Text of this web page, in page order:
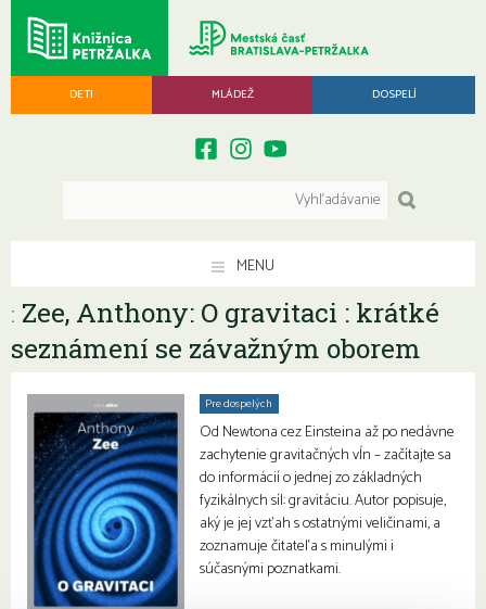
DETI MLÁDEŽ DOSPELÍ
MENU
: Zee, Anthony: O gravitaci : krátké
seznámení se závažným oborem
Pre dospelých
Od Newtona cez Einsteina až po nedávne
zachytenie gravitačných vĺn – začítajte sa
do informácií o jednej zo základných
fyzikálnych síl: gravitáciu. Autor popisuje,
aký je jej vzťah s ostatnými veličinami, a
zoznamuje čitateľa s minulými i
súčasnými poznatkami.